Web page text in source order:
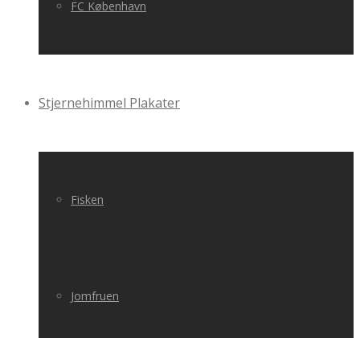
FC København
Stjernehimmel Plakater
Fisken
Jomfruen